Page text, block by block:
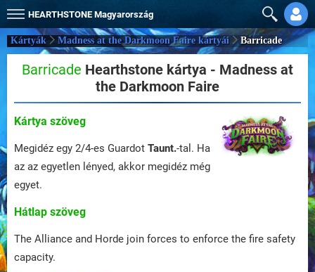
HEARTHSTONE Magyarország
Kártyák Madness at the Darkmoon Faire kártyái Barricade
Barricade Hearthstone kártya - Madness at
the Darkmoon Faire
Kártya szöveg
Megidéz egy 2/4-es Guardot Taunt.-tal. Ha
az az egyetlen lényed, akkor megidéz még
egyet.
Hátlap szöveg
The Alliance and Horde join forces to enforce the fire safety
capacity.